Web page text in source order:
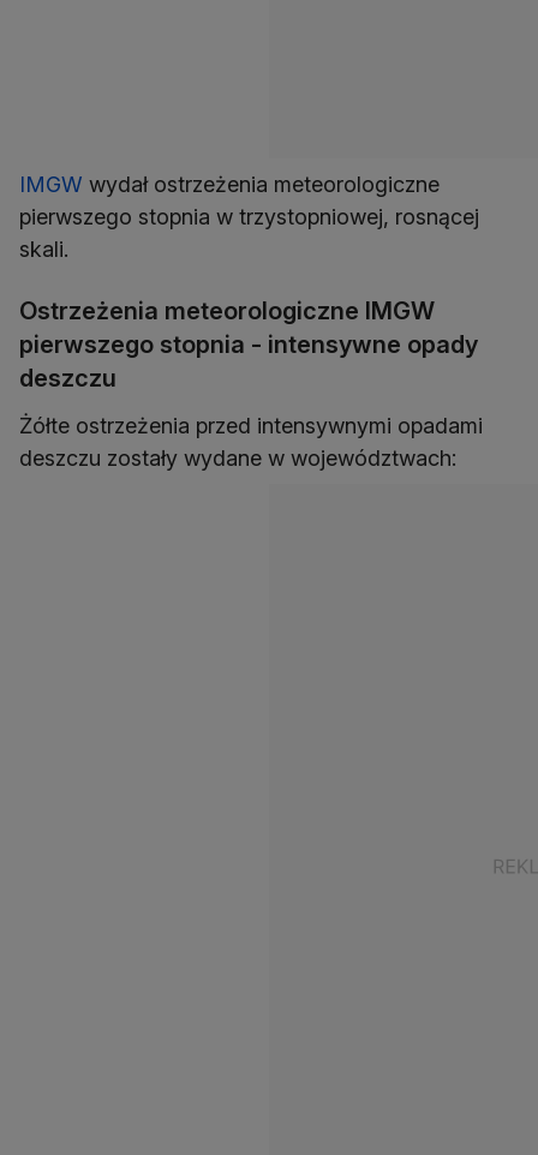
IMGW wydał ostrzeżenia meteorologiczne
pierwszego stopnia w trzystopniowej, rosnącej
skali.
Ostrzeżenia meteorologiczne IMGW
pierwszego stopnia - intensywne opady
deszczu
Żółte ostrzeżenia przed intensywnymi opadami
deszczu zostały wydane w województwach: